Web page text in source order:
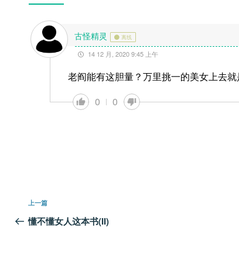
古怪精灵 离线
14 12 月, 2020 9:45 上午
老阎能有这胆量？万里挑一的美女上去
0
0
文
章
上
一
上一篇
懂不懂女人这本书(II)